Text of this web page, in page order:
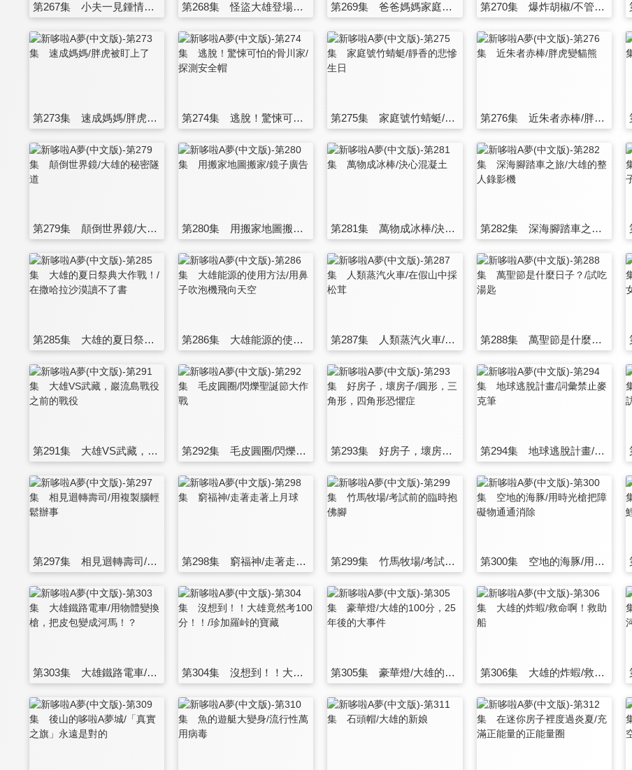
第267集 小夫一見鍾情了/靜香的宇宙露天溫泉 第268集 怪盜大雄登場！/戴著鳥帽飛上天 第269集 爸爸媽媽家庭大亂鬥/鐵口直斷？手相道具組 第270集 爆炸胡椒/不管怎樣一定要去賞花
第273集 速成媽媽/胖虎被盯上了 第274集 逃脫！驚悚可怕的骨川家/探測安全帽 第275集 家庭號竹蜻蜓/靜香的悲慘生日 第276集 近朱者赤棒/胖虎變貓熊
第279集 顛倒世界鏡/大雄的秘密隧道 第280集 用搬家地圖搬家/鏡子廣告 第281集 萬物成冰棒/決心混凝土 第282集 深海腳踏車之旅/大雄的整人錄影機
第285集 大雄的夏日祭典大作戰！/在撒哈拉沙漠讀不了書 第286集 大雄能源的使用方法/用鼻子吹泡機飛向天空 第287集 人類蒸汽火車/在假山中採松茸 第288集 萬聖節是什麼日子？/試吃湯匙
第291集 大雄VS武藏，巖流島戰役之前的戰役 第292集 毛皮圓圈/閃爍聖誕節大作戰 第293集 好房子，壞房子/圓形，三角形，四角形恐懼症 第294集 地球逃脫計畫/詞彙禁止麥克筆
第297集 相見迴轉壽司/用複製腦輕鬆辦事 第298集 窮福神/走著走著上月球 第299集 竹馬牧場/考試前的臨時抱佛腳 第300集 空地的海豚/用時光槍把障礙物通通消除
第303集 大雄鐵路電車/用物體變換槍，把皮包變成河馬！？ 第304集 沒想到！！大雄竟然考100分！！/珍加羅峠的寶藏 第305集 豪華燈/大雄的100分，25年後的大事件 第306集 大雄的炸蝦/救命啊！救助船